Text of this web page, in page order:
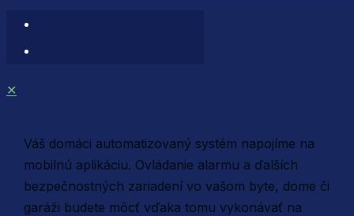
✕
Váš domáci automatizovaný systém napojíme na
mobilnú aplikáciu. Ovládanie alarmu a ďalších
bezpečnostných zariadení vo vašom byte, dome či
garáži budete môcť vďaka tomu vykonávať na